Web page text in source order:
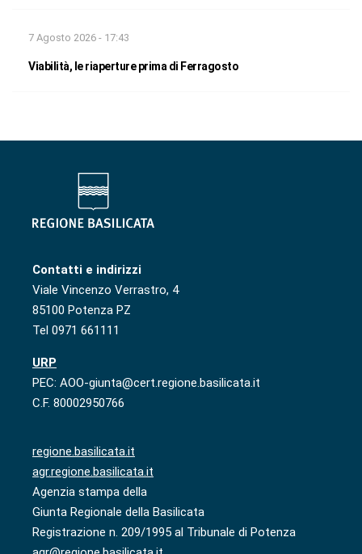
7 Agosto 2026 - 17:43
Viabilità, le riaperture prima di Ferragosto
Contatti e indirizzi
Viale Vincenzo Verrastro, 4
85100 Potenza PZ
Tel 0971 661111
URP
PEC: AOO-giunta@cert.regione.basilicata.it
C.F. 80002950766
regione.basilicata.it
agr.regione.basilicata.it
Agenzia stampa della
Giunta Regionale della Basilicata
Registrazione n. 209/1995 al Tribunale di Potenza